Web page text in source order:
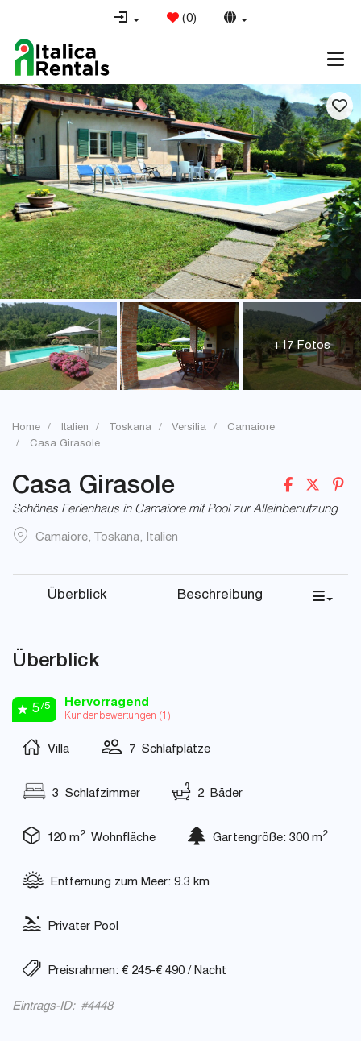
(0)
+17 Fotos
Home Italien Toskana Versilia
Camaiore
Casa Girasole
Casa Girasole
Schönes Ferienhaus in Camaiore mit Pool zur Alleinbenutzung
Camaiore, Toskana, Italien
Überblick Beschreibung
Überblick
5/5 Hervorragend
Kundenbewertungen (1 )
Villa 7 Schlafplätze
3 Schlafzimmer 2 Bäder
120 m2Wohnfläche Gartengröße: 300 m2
Entfernung zum Meer: 9.3 km
Privater Pool
Preisrahmen: € 245-€ 490 / Nacht
Eintrags-ID: #4448